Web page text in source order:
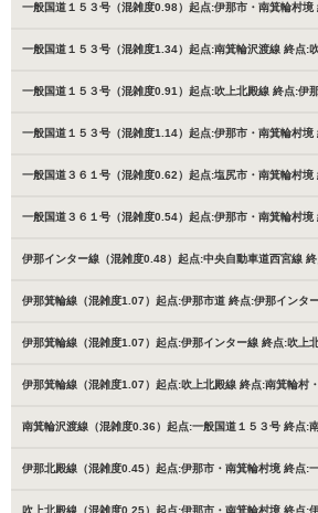
一般国道１５３号（混雑度0.98）起点:伊那市・南箕輪村
一般国道１５３号（混雑度1.34）起点:南箕輪沢渡線 終点:
一般国道１５３号（混雑度0.91）起点:吹上北殿線 終点:伊
一般国道１５３号（混雑度1.14）起点:伊那市・南箕輪村
一般国道３６１号（混雑度0.62）起点:塩尻市・南箕輪村
一般国道３６１号（混雑度0.54）起点:伊那市・南箕輪村
伊那インター線（混雑度0.48）起点:中央自動車道西宮線
伊那箕輪線（混雑度1.07）起点:伊那市道 終点:伊那インタ
伊那箕輪線（混雑度1.07）起点:伊那インター線 終点:吹上
伊那箕輪線（混雑度1.07）起点:吹上北殿線 終点:南箕輪村
南箕輪沢渡線（混雑度0.36）起点:一般国道１５３号 終点:
伊那北殿線（混雑度0.45）起点:伊那市・南箕輪村境 終点: